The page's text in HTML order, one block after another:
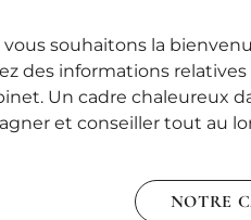
vous souhaitons la
des informations
Un cadre chaleureux
et conseiller tout au
NOTRE